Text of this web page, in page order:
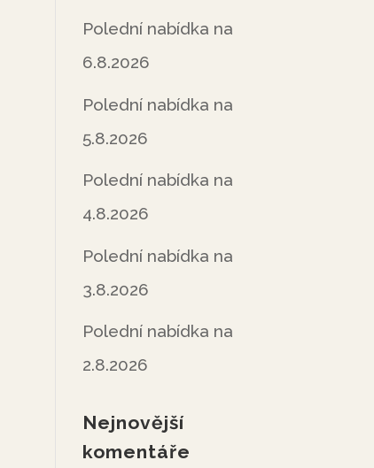
Polední nabídka na
6.8.2026
Polední nabídka na
5.8.2026
Polední nabídka na
4.8.2026
Polední nabídka na
3.8.2026
Polední nabídka na
2.8.2026
Nejnovější
komentáře